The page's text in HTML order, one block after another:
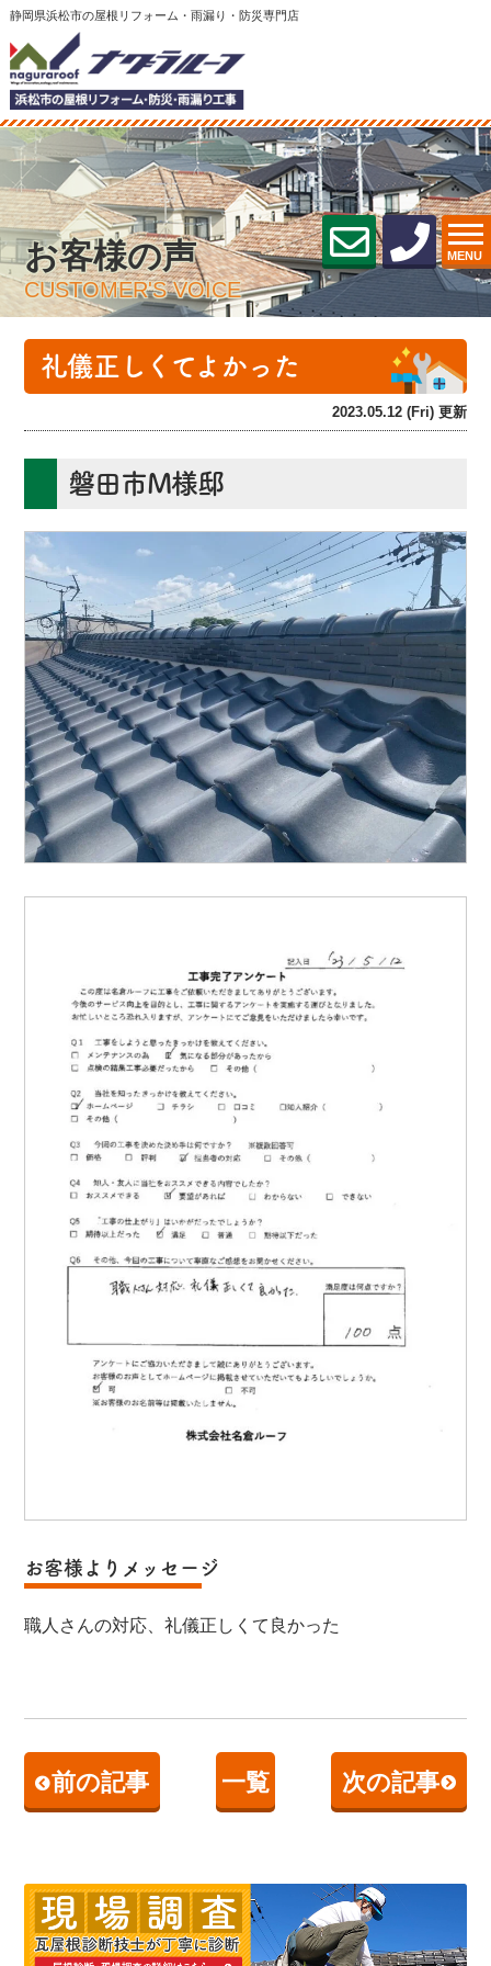
静岡県浜松市の屋根リフォーム・雨漏り・防災専門店
MENU
お客様の声
CUSTOMER'S VOICE
礼儀正しくてよかった
2023.05.12 (Fri) 更新
磐田市M様邸
お客様よりメッセージ
職人さんの対応、礼儀正しくて良かった
前の記事 一覧 次の記事